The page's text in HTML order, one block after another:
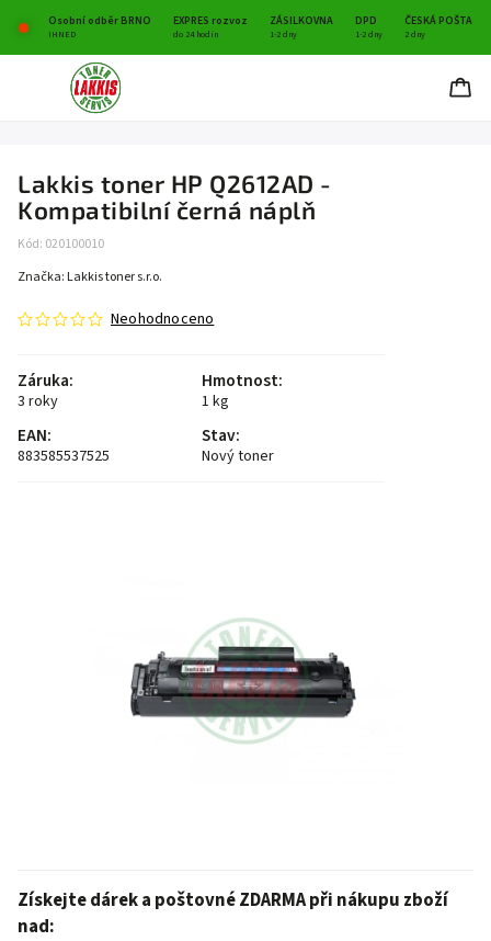
Osobní odběr BRNO EXPRES rozvoz ZÁSILKOVNA DPD ČESKÁ POŠTA
IHNED do 24 hodin 1-2 dny 1-2 dny 2 dny
Lakkis toner HP Q2612AD -
Kompatibilní černá náplň
Kód: 020100010
Neohodnoceno
Záruka:
3 roky
Hmotnost:
1 kg
EAN:
883585537525
Stav:
Nový toner
Značka: Lakkis toner s.r.o.
Získejte dárek a poštovné ZDARMA při nákupu zboží
nad: